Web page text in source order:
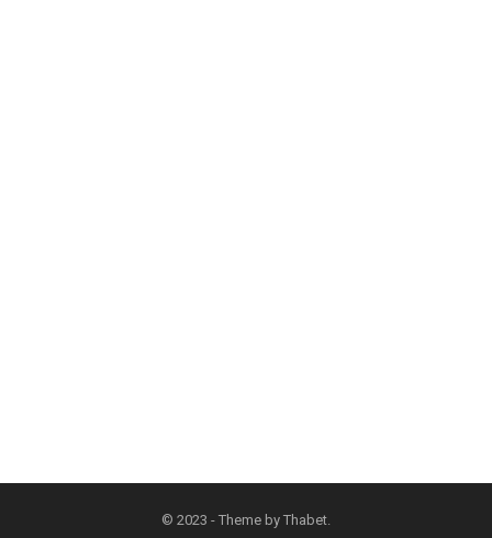
© 2023 - Theme by Thabet.